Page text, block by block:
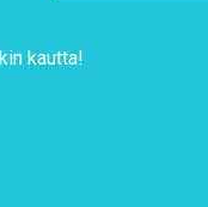
kautta!